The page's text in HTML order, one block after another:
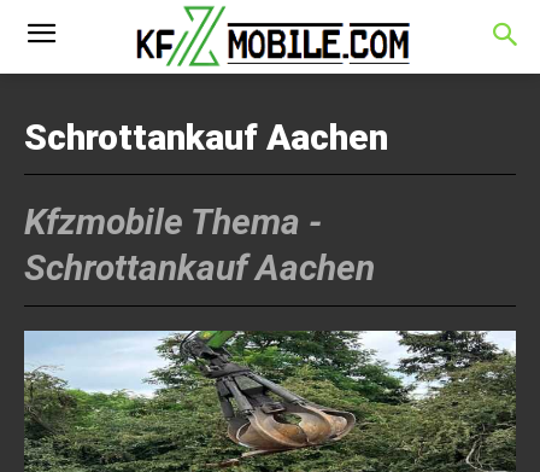
Schrottankauf Aachen
Kfzmobile Thema -
Schrottankauf Aachen